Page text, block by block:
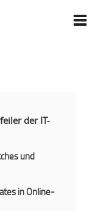
der IT-
und
in Online-